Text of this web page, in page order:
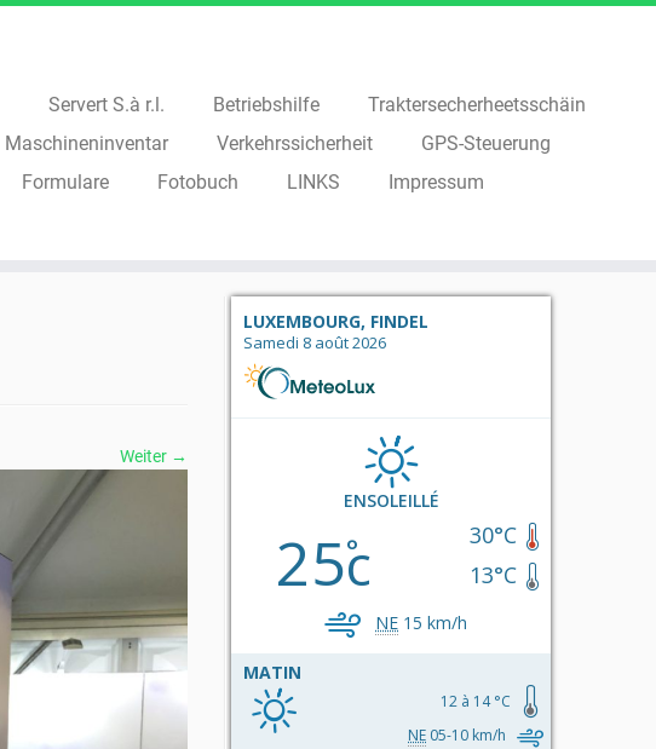
Servert S.à r.l. Betriebshilfe
Traktersecherheetsschäin
Maschineninventar Verkehrssicherheit
GPS-Steuerung
Formulare Fotobuch LINKS
Impressum
Weiter →
LUXEMBOURG, FINDEL
Samedi 8 août 2026
ENSOLEILLÉ
30°C
13°C
25c
NE 15 km/h
MATIN
12 à 14 °C
NE 05-10 km/h